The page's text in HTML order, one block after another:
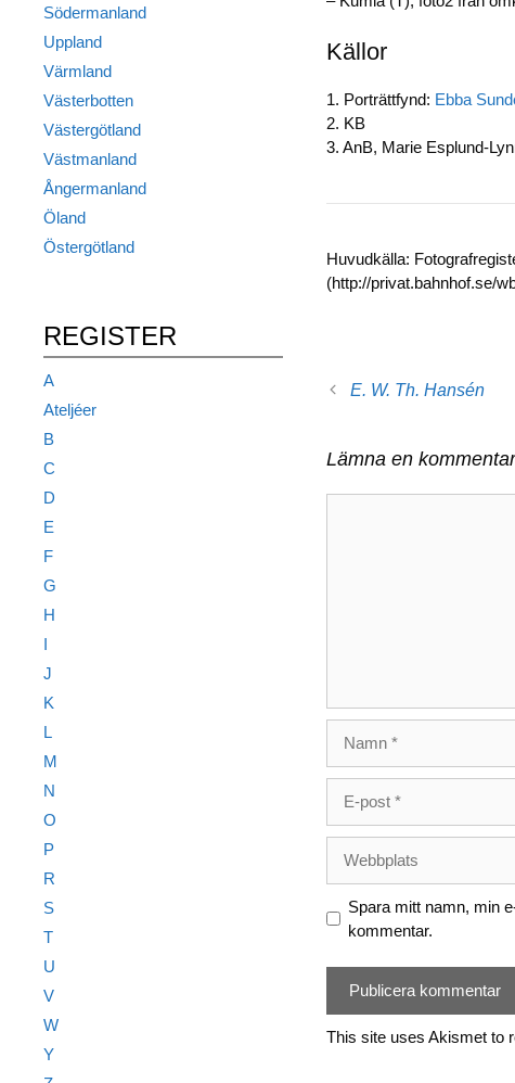
Källor
1. Porträttfynd: Ebba
2. KB
3. AnB, Marie Esplund-
Huvudkälla:
(http://privat.bahnhof.se/
E. W. Th. Hansén
Lämna en kommentar
post
Spara mitt namn, min
kommentar.
This site uses Akismet to
Södermanland
Uppland
Värmland
Västerbotten
Västergötland
Västmanland
Ångermanland
Öland
Östergötland
REGISTER
A
Ateljéer
B
C
D
E
F
G
H
I
J
K
L
M
N
O
P
R
S
T
U
V
W
Y